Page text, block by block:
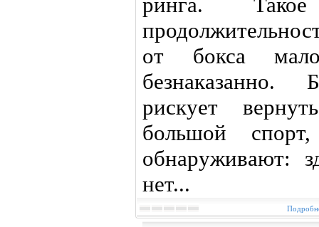
от бокса
рискует
большой
обнаруживают:
нет...